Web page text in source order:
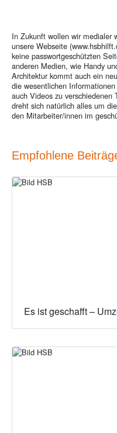
In Zukunft wollen wir medialer
unsere Webseite
keine passwortgeschützten
anderen Medien, wie Handy
Architektur kommt auch ein
die wesentlichen
auch Videos zu
dreht sich natürlich alles um
den Mitarbeiter/innen im
Empfohlene
Es ist geschafft –